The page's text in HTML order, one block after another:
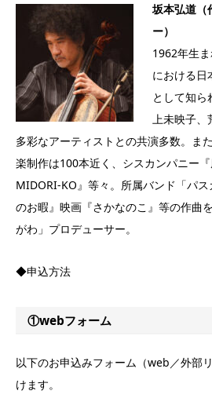
坂本弘道（
ー）
1962年生
における日
として知ら
上未映子、
多彩なアーティストとの共演多数。ま
楽制作は100本近く、シスカンパニー
MIDORI-KO』等々。所属バンド「パ
のお暇』映画『さかなのこ』等の作曲
がわ」プロデューサー。
◆申込方法
①webフォーム
以下のお申込みフォーム（web／外部
けます。